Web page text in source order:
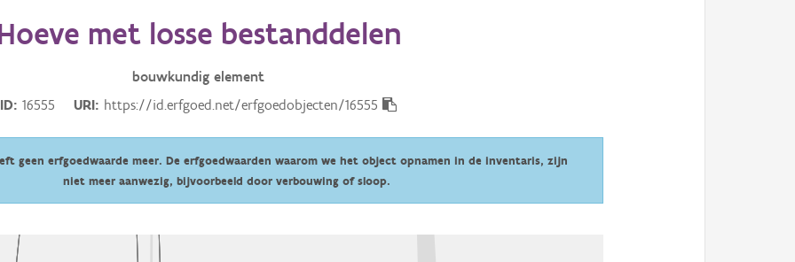
met losse bestanddelen
bouwkundig element
ID
16555 URI https://id.erfgoed.net/erfgoedobjecten/16555
geen erfgoedwaarde meer. De erfgoedwaarden waarom we het object opnamen in de inventaris, zijn
niet meer aanwezig, bijvoorbeeld door verbouwing of sloop.